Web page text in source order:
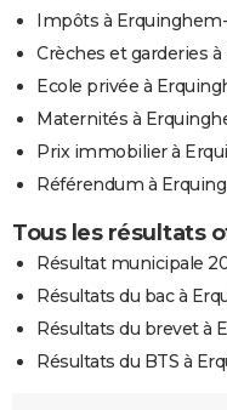
Impôts à
Crèches et garderies
Ecole privée à
Maternités à
Prix immobilier à
Référendum à
Tous les résultats
Résultat municipale
Résultats du bac à
Résultats du brevet à
Résultats du BTS à